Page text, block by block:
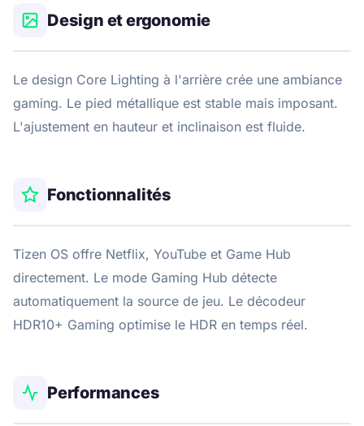
Design et ergonomie
Le design Core Lighting à l'arrière crée une ambiance
gaming. Le pied métallique est stable mais imposant.
L'ajustement en hauteur et inclinaison est fluide.
Fonctionnalités
Tizen OS offre Netflix, YouTube et Game Hub
directement. Le mode Gaming Hub détecte
automatiquement la source de jeu. Le décodeur
HDR10+ Gaming optimise le HDR en temps réel.
Performances